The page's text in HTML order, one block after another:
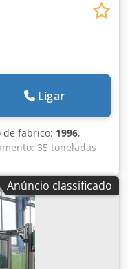
Ligar
de fabrico: 1996,
35 toneladas
Iog Tsck Diâmetro
de amarração:
Anúncio classificado